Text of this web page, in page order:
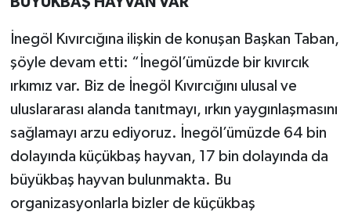
İnegöl Kıvırcığına ilişkin de konuşan Başkan Taban,
şöyle devam etti: “İnegöl’ümüzde bir kıvırcık
ırkımız var. Biz de İnegöl Kıvırcığını ulusal ve
uluslararası alanda tanıtmayı, ırkın yaygınlaşmasını
sağlamayı arzu ediyoruz. İnegöl’ümüzde 64 bin
dolayında küçükbaş hayvan, 17 bin dolayında da
büyükbaş hayvan bulunmakta. Bu
organizasyonlarla bizler de küçükbaş